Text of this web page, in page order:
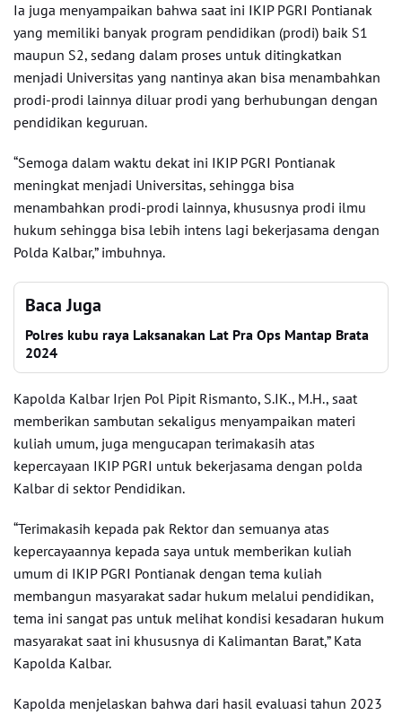
Ia juga menyampaikan bahwa saat ini IKIP PGRI Pontianak
yang memiliki banyak program pendidikan (prodi) baik S1
maupun S2, sedang dalam proses untuk ditingkatkan
menjadi Universitas yang nantinya akan bisa menambahkan
prodi-prodi lainnya diluar prodi yang berhubungan dengan
pendidikan keguruan.
“Semoga dalam waktu dekat ini IKIP PGRI Pontianak
meningkat menjadi Universitas, sehingga bisa
menambahkan prodi-prodi lainnya, khususnya prodi ilmu
hukum sehingga bisa lebih intens lagi bekerjasama dengan
Polda Kalbar,” imbuhnya.
Baca Juga
Polres kubu raya Laksanakan Lat Pra Ops Mantap Brata
2024
Kapolda Kalbar Irjen Pol Pipit Rismanto, S.IK., M.H., saat
memberikan sambutan sekaligus menyampaikan materi
kuliah umum, juga mengucapan terimakasih atas
kepercayaan IKIP PGRI untuk bekerjasama dengan polda
Kalbar di sektor Pendidikan.
“Terimakasih kepada pak Rektor dan semuanya atas
kepercayaannya kepada saya untuk memberikan kuliah
umum di IKIP PGRI Pontianak dengan tema kuliah
membangun masyarakat sadar hukum melalui pendidikan,
tema ini sangat pas untuk melihat kondisi kesadaran hukum
masyarakat saat ini khususnya di Kalimantan Barat,” Kata
Kapolda Kalbar.
Kapolda menjelaskan bahwa dari hasil evaluasi tahun 2023